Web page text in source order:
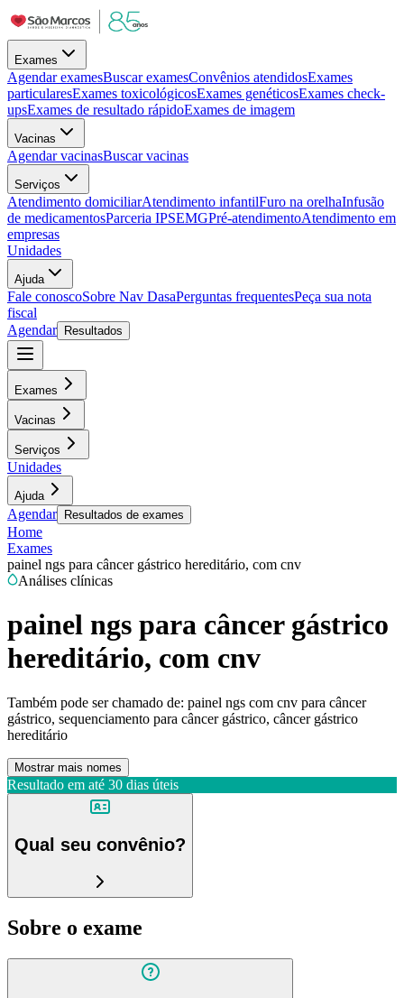
Exames
Agendar examesBuscar examesConvênios atendidosExames
particularesExames toxicológicosExames genéticosExames check-
upsExames de resultado rápidoExames de imagem
Vacinas
Agendar vacinasBuscar vacinas
Serviços
Atendimento domiciliarAtendimento infantilFuro na orelhaInfusão
de medicamentosParceria IPSEMGPré-atendimentoAtendimento em
empresas
Unidades
Ajuda
Fale conoscoSobre Nav DasaPerguntas frequentesPeça sua nota
fiscal
Agendar
Resultados
Exames
Vacinas
Serviços
Unidades
Ajuda
Agendar Resultados de exames
Home
Exames
painel ngs para câncer gástrico hereditário, com cnv
Análises clínicas
painel ngs para câncer gástrico
hereditário, com cnv
Também pode ser chamado de: painel ngs com cnv para câncer
gástrico, sequenciamento para câncer gástrico, câncer gástrico
hereditário
Mostrar mais nomes
Resultado em até 30 dias úteis
Qual seu convênio?
Sobre o exame